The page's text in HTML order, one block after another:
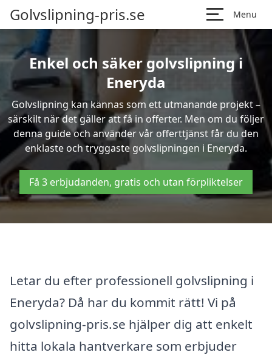
Golvslipning-pris.se Menu
Enkel och säker golvslipning i
Eneryda
Golvslipning kan kännas som ett utmanande projekt –
särskilt när det gäller att få in offerter. Men om du följer
denna guide och använder vår offerttjänst får du den
enklaste och tryggaste golvslipningen i Eneryda.
Få 3 erbjudanden, gratis och utan förpliktelser
Letar du efter professionell golvslipning i
Eneryda? Då har du kommit rätt! Vi på
golvslipning-pris.se hjälper dig att enkelt
hitta lokala hantverkare som erbjuder